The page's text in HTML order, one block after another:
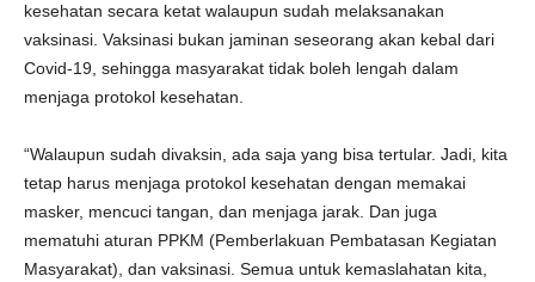
kesehatan secara ketat walaupun sudah melaksanakan
vaksinasi. Vaksinasi bukan jaminan seseorang akan kebal dari
Covid-19, sehingga masyarakat tidak boleh lengah dalam
menjaga protokol kesehatan.
“Walaupun sudah divaksin, ada saja yang bisa tertular. Jadi, kita
tetap harus menjaga protokol kesehatan dengan memakai
masker, mencuci tangan, dan menjaga jarak. Dan juga
mematuhi aturan PPKM (Pemberlakuan Pembatasan Kegiatan
Masyarakat), dan vaksinasi. Semua untuk kemaslahatan kita,